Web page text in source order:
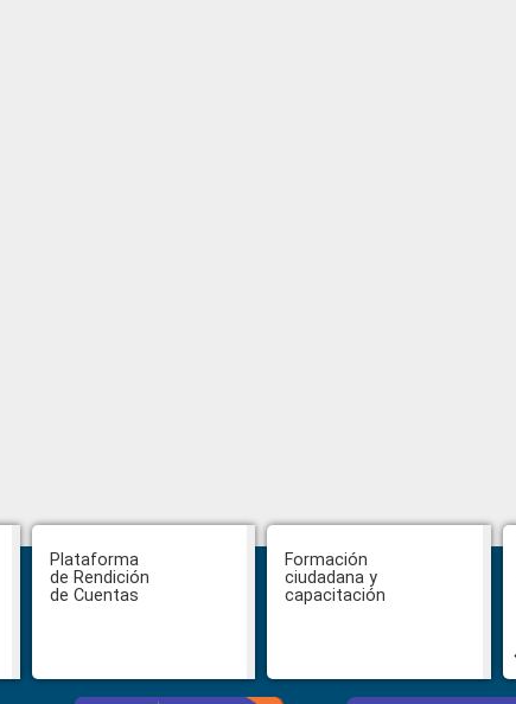
Plataforma
de Rendición
de Cuentas
Formación
ciudadana y
capacitación
CPCCS aprueba convocatoria a
Veeduría para designación de la
autoridad de la SOT